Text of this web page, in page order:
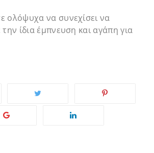
ολόψυχα να συνεχίσει να
την ίδια έμπνευση και αγάπη για